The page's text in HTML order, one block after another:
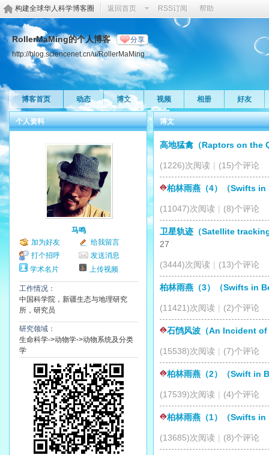
构建全球华人科学博客圈 返回首页 RSS订阅 帮助
RollerMaMing的个人博客 分享
http://blog.sciencenet.cn/u/RollerMaMing
博客首页 动态 博文 视频 相册 好友
个人资料
马鸣
加为好友
给我留言
打个招呼
发送消息
学术名片
上传视频
工作情况：
中国科学院，新疆生态与地理研究
所，研究员
研究领域：
生命科学->动物学->动物系统及分类
学
博文
高地猛禽（Raptors on the
(1226)次阅读 | (15)个评论
柏林雨燕（4）（Swifts
(11047)次阅读 | (8)个评论
卫星轨迹（Satellite
27
(3444)次阅读 | (13)个评论
柏林雨燕（3）（Swifts in
(11421)次阅读 | (2)个评论
石鸻风波（An Incident
(15538)次阅读 | (7)个评论
柏林雨燕（2）（Swift in
(17539)次阅读 | (4)个评论
柏林雨燕（1）（Swifts
(13685)次阅读 | (8)个评论